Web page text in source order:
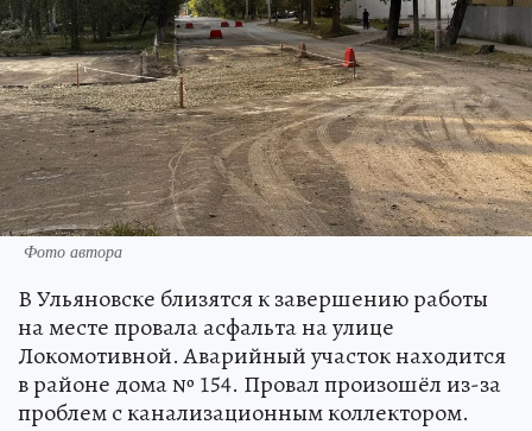
Фото автора
В Ульяновске близятся к завершению работы
на месте провала асфальта на улице
Локомотивной. Аварийный участок находится
в районе дома № 154. Провал произошёл из-за
проблем с канализационным коллектором.